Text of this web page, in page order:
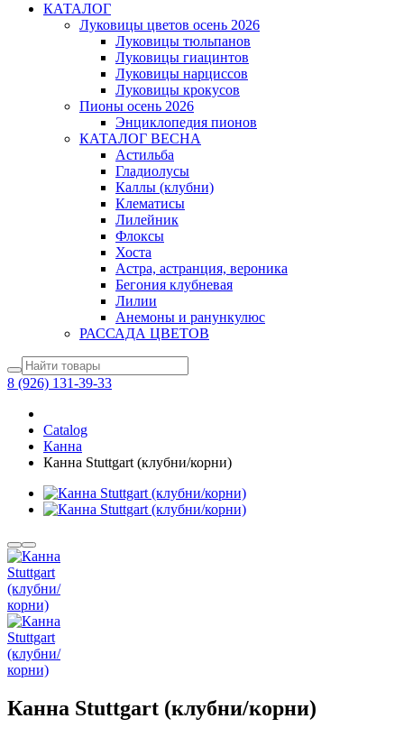
КАТАЛОГ
Луковицы цветов осень 2026
Луковицы тюльпанов
Луковицы гиацинтов
Луковицы нарциссов
Луковицы крокусов
Пионы осень 2026
Энциклопедия пионов
КАТАЛОГ ВЕСНА
Астильба
Гладиолусы
Каллы (клубни)
Клематисы
Лилейник
Флоксы
Хоста
Астра, астранция, вероника
Бегония клубневая
Лилии
Анемоны и ранункулюс
РАССАДА ЦВЕТОВ
8 (926) 131-39-33
Catalog
Канна
Канна Stuttgart (клубни/корни)
Канна Stuttgart (клубни/корни)